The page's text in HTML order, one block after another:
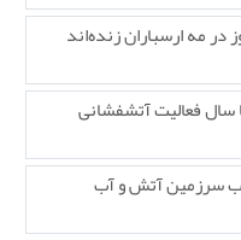
در مه ارسباران زنده‌اند
سال فعالیت آتشفشانی
سرزمین آتش و آب